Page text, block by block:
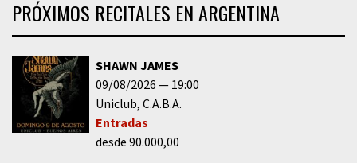
PRÓXIMOS RECITALES EN ARGENTINA
SHAWN JAMES
09/08/2026
19:00
Uniclub C.A.B.A.
Entradas
desde 90.000,00